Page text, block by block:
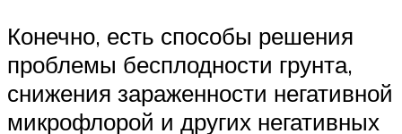
Конечно, есть способы решения
проблемы бесплодности грунта,
снижения зараженности негативной
микрофлорой и других негативных